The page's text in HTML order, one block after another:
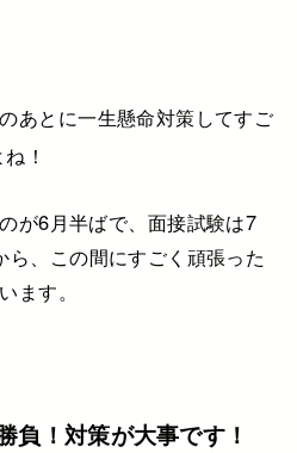
あとに一生懸命対策してすご
！
が6月半ばで、 面接試験は7
、 この間にすごく頑張った
ます。
負！対策が大事です！